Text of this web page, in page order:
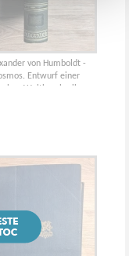
von Humboldt -
Entwurf einer
Weltbeschreibung